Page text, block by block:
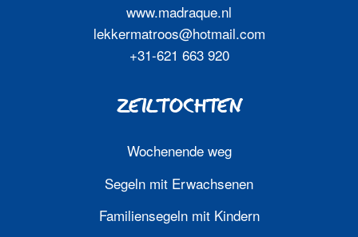
www.madraque.nl
lekkermatroos@hotmail.com
+31-621 663 920
ZEILTOCHTEN
Wochenende weg
Segeln mit Erwachsenen
Familiensegeln mit Kindern